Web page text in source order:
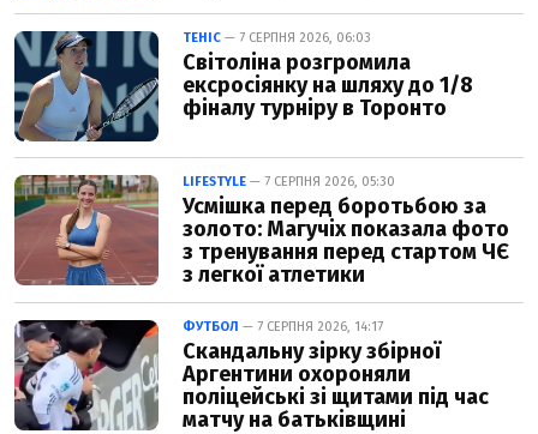
ТЕНІС — 7 СЕРПНЯ 2026, 06:03
Світоліна розгромила
ексросіянку на шляху до 1/8
фіналу турніру в Торонто
LIFESTYLE — 7 СЕРПНЯ 2026, 05:30
Усмішка перед боротьбою за
золото: Магучіх показала фото
з тренування перед стартом ЧЄ
з легкої атлетики
ФУТБОЛ — 7 СЕРПНЯ 2026, 14:17
Скандальну зірку збірної
Аргентини охороняли
поліцейські зі щитами під час
матчу на батьківщині